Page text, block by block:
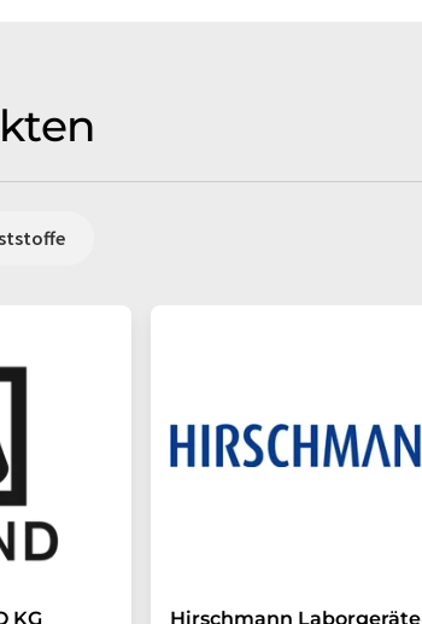
KG
Hirschmann Laborgeräte